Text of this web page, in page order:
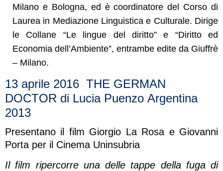
Milano e Bologna, ed è coordinatore del Corso di
Laurea in Mediazione Linguistica e Culturale. Dirige
le Collane “Le lingue del diritto” e “Diritto ed
Economia dell’Ambiente”, entrambe edite da Giuffrè
– Milano.
13 aprile 2016 THE GERMAN
DOCTOR di Lucia Puenzo Argentina
2013
Presentano il film Giorgio La Rosa e Giovanni
Porta per il Cinema Uninsubria
Il film ripercorre una delle tappe della fuga di